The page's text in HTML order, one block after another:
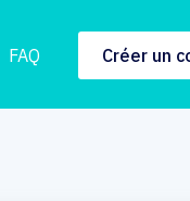
FAQ Créer un